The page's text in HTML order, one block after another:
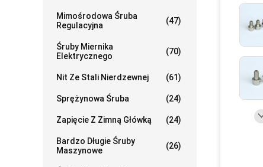
Mimośrodowa Śruba
Regulacyjna
(47)
Śruby Miernika
Elektrycznego
(70)
Nit Ze Stali Nierdzewnej (61)
Sprężynowa Śruba (24)
Zapięcie Z Zimną Główką (24)
Bardzo Długie Śruby
Maszynowe
(26)